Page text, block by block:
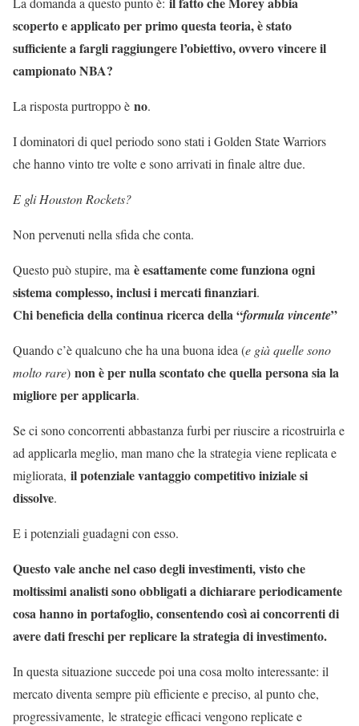
scoperto e applicato per primo questa teoria, è stato
sufficiente a fargli raggiungere l’obiettivo, ovvero vincere il
campionato NBA?
La risposta purtroppo è no.
I dominatori di quel periodo sono stati i Golden State Warriors
che hanno vinto tre volte e sono arrivati in finale altre due.
E gli Houston Rockets?
Non pervenuti nella sfida che conta.
Questo può stupire, ma è esattamente come funziona ogni
sistema complesso, inclusi i mercati finanziari.
Chi beneficia della continua ricerca della “formula vincente”
Quando c’è qualcuno che ha una buona idea (e già quelle sono
molto rare) non è per nulla scontato che quella persona sia la
migliore per applicarla.
Se ci sono concorrenti abbastanza furbi per riuscire a ricostruirla e
ad applicarla meglio, man mano che la strategia viene replicata e
migliorata, il potenziale vantaggio competitivo iniziale si
dissolve.
E i potenziali guadagni con esso.
Questo vale anche nel caso degli investimenti, visto che
moltissimi analisti sono obbligati a dichiarare periodicamente
cosa hanno in portafoglio, consentendo così ai concorrenti di
avere dati freschi per replicare la strategia di investimento.
In questa situazione succede poi una cosa molto interessante: il
mercato diventa sempre più efficiente e preciso, al punto che,
progressivamente, le strategie efficaci vengono replicate e